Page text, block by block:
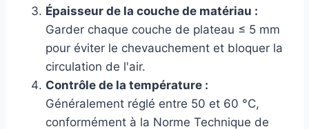
Épaisseur de la couche de matériau :
Garder chaque couche de plateau ≤ 5 mm
pour éviter le chevauchement et bloquer la
circulation de l'air.
Contrôle de la température :
Généralement réglé entre 50 et 60 °C,
conformément à la Norme Technique de